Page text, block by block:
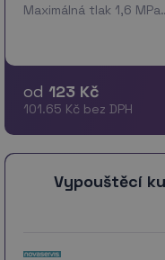
Maximálná tlak 1,6
od 123 Kč
101.65 Kč bez DPH
Vypouštěcí